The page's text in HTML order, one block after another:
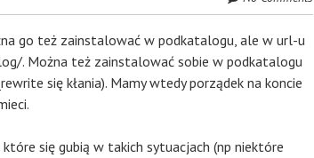
go też zainstalować w podkatalogu, ale w url-u
. Można też zainstalować sobie w podkatalogu
się kłania). Mamy wtedy porządek na koncie
się gubią w takich sytuacjach (np niektóre